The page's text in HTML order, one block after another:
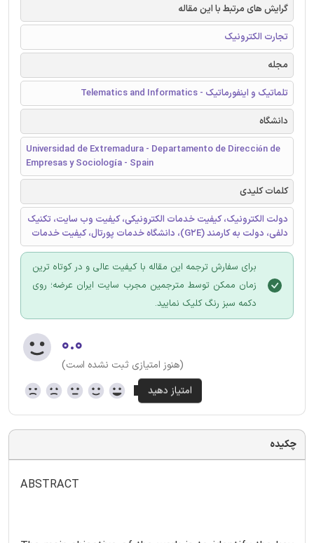
گرایش های مرتبط با این مقاله
تجارت الکترونیک
مجله
تلماتیک و اینفورماتیک - Telematics and Informatics
دانشگاه
Universidad de Extremadura - Departamento de Dirección de
Empresas y Sociología - Spain
کلمات کلیدی
دولت الکترونیک، کیفیت خدمات الکترونیکی، کیفیت وب سایت، تکنیک
دلفی، دولت به کارمند (G2E)، دانشگاه خدمات پورتال، کیفیت خدمات
برای سفارش ترجمه این مقاله با کیفیت عالی و در کوتاه ترین
زمان ممکن توسط مترجمین مجرب سایت ایران عرضه؛ روی
دکمه سبز رنگ کلیک نمایید.
۰.۰
(هنوز امتیازی ثبت نشده است)
چکیده
ABSTRACT